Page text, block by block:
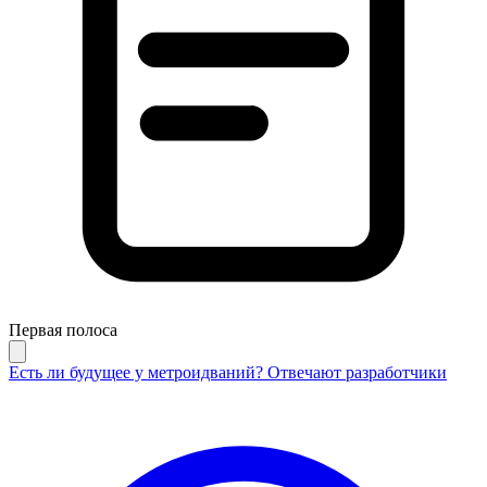
Первая полоса
Есть ли будущее у метроидваний? Отвечают разработчики